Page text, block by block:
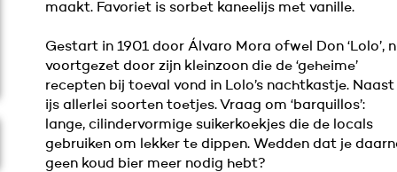
maakt. Favoriet is sorbet kaneelijs met vanille.
Gestart in 1901 door Álvaro Mora ofwel Don ‘Lolo’,
voortgezet door zijn kleinzoon die de ‘geheime’
recepten bij toeval vond in Lolo’s nachtkastje. Naast
ijs allerlei soorten toetjes. Vraag om ‘barquillos’:
lange, cilindervormige suikerkoekjes die de locals
gebruiken om lekker te dippen. Wedden dat je
geen koud bier meer nodig hebt?